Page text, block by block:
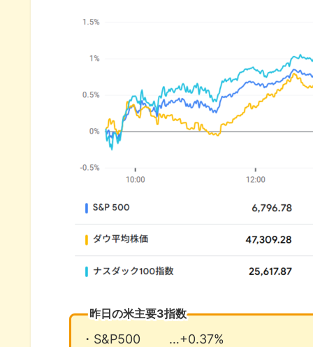
マスク氏への1兆ドル報酬は株
11月の注目イベントについて
まとめ
昨日の米主要3指数
・S&P500 …+0.37%